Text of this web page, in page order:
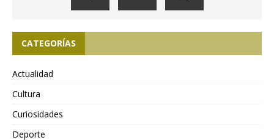
CATEGORÍAS
Actualidad
Cultura
Curiosidades
Deporte